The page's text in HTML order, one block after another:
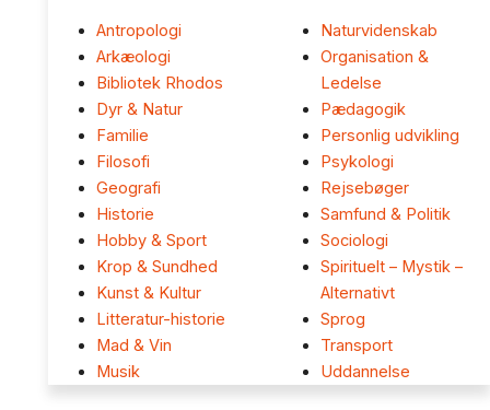
Antropologi
Arkæologi
Bibliotek Rhodos
Dyr & Natur
Familie
Filosofi
Geografi
Historie
Hobby & Sport
Krop & Sundhed
Kunst & Kultur
Litteratur-historie
Mad & Vin
Musik
Naturvidenskab
Organisation &
Ledelse
Pædagogik
Personlig udvikling
Psykologi
Rejsebøger
Samfund & Politik
Sociologi
Spirituelt – Mystik –
Alternativt
Sprog
Transport
Uddannelse